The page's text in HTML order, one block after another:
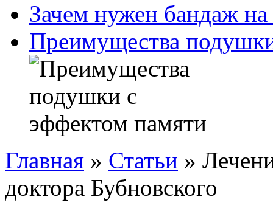
Зачем нужен бандаж на
Преимущества
Главная » Статьи »
доктора Бубновского